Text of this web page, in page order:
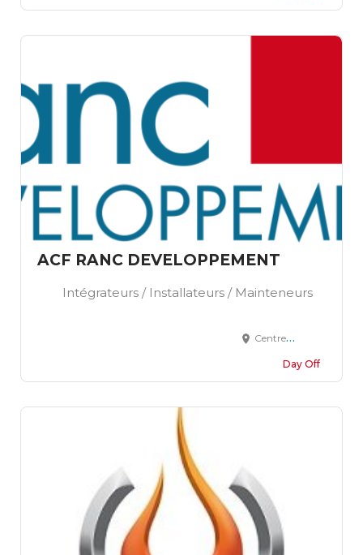
ACF RANC DEVELOPPEMENT
Intégrateurs / Installateurs / Mainteneurs
Centre de vie la Fossette 13270 FOS SUR MER
Day Off